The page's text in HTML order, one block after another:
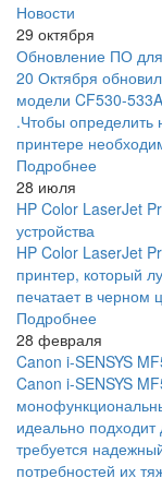
Новости
29 октября
Обновление ПО
20 Октября
модели CF530-
.Чтобы
принтере
Подробнее
28 июля
HP Color LaserJet
устройства
HP Color LaserJet
принтер, который
печатает в черном
Подробнее
28 февраля
Canon i-SENSYS
Canon i-SENSYS
идеально
требуется
потребностей их